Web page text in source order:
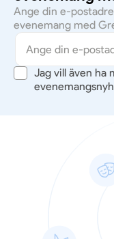
Ange din e-
evenemang med
Jag vill även ha